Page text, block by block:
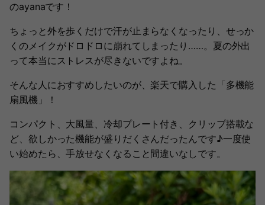
のayanaです！
ちょっと外を歩くだけで汗が止まらなくなったり、せっか
くのメイクがドロドロに崩れてしまったり……。夏の外出
って本当にストレスが尽きないですよね。
そんな人におすすめしたいのが、楽天で購入した「多機能
扇風機」！
コンパクト、大風量、冷却プレート付き、クリップ搭載な
ど、欲しかった機能が盛りだくさんだったんです♪一度使
い始めたら、手放せなくなること間違いなしです。